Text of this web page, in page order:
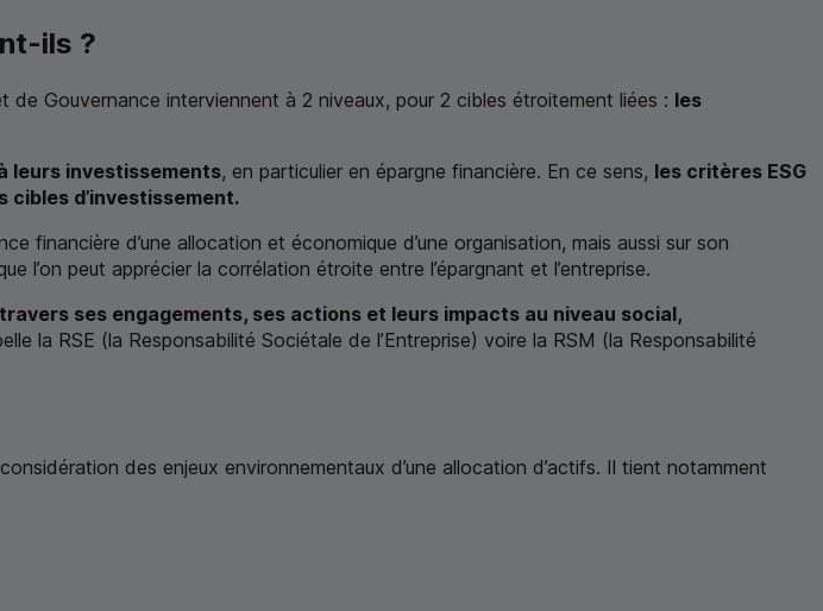
ils ?
de Gouvernance interviennent à 2 niveaux, pour 2 cibles étroitement liées : les
leurs investissements, en particulier en épargne financière. En ce sens, les critères ESG
d’investissement.
financière d’une allocation et économique d’une organisation, mais aussi sur son
l’on peut apprécier la corrélation étroite entre l’épargnant et l’entreprise.
ses engagements, ses actions et leurs impacts au niveau social,
la RSE (la Responsabilité Sociétale de l’Entreprise) voire la RSM (la Responsabilité
des enjeux environnementaux d’une allocation d’actifs. Il tient notamment